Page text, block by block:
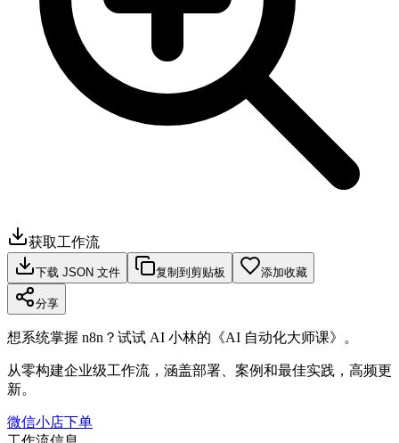
获取工作流
下载 JSON 文件 复制到剪贴板 添加收藏
分享
想系统掌握 n8n？试试 AI 小林的《AI 自动化大师课》。
从零构建企业级工作流，涵盖部署、案例和最佳实践，高频更
新。
微信小店下单